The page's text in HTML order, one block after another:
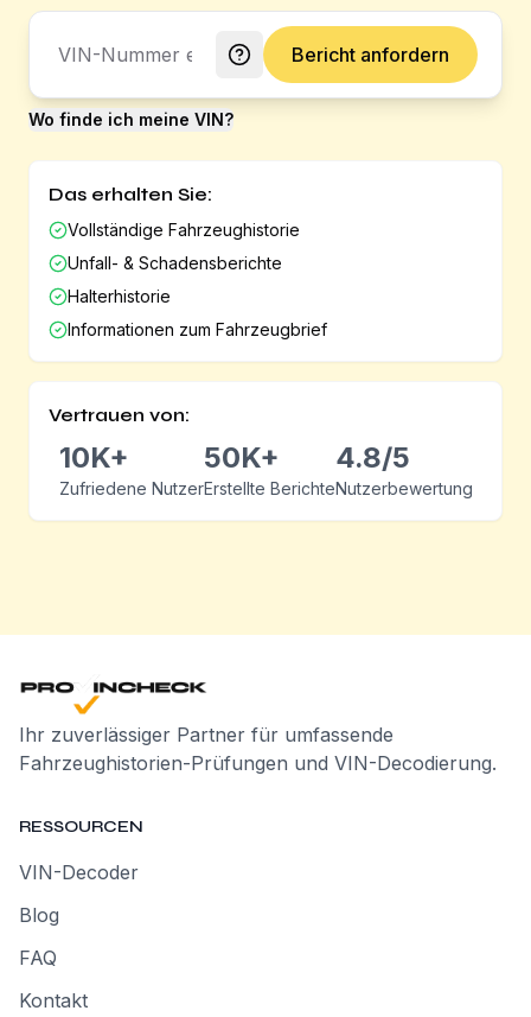
Bericht anfordern
Wo finde ich meine VIN?
Das erhalten Sie:
Vollständige Fahrzeughistorie
Unfall- & Schadensberichte
Halterhistorie
Informationen zum Fahrzeugbrief
Vertrauen von:
10K+
Zufriedene Nutzer
50K+
Erstellte Berichte
4.8/5
Nutzerbewertung
Ihr zuverlässiger Partner für umfassende
Fahrzeughistorien-Prüfungen und VIN-Decodierung.
RESSOURCEN
VIN-Decoder
Blog
FAQ
Kontakt